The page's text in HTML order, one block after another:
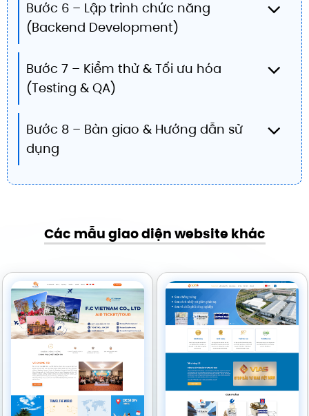
Bước 6 – Lập trình chức năng
(Backend Development)
Bước 7 – Kiểm thử & Tối ưu hóa
(Testing & QA)
Bước 8 – Bàn giao & Hướng dẫn sử
dụng
Các mẫu giao diện website khác